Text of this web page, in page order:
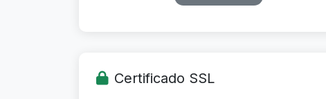
Certificado SSL